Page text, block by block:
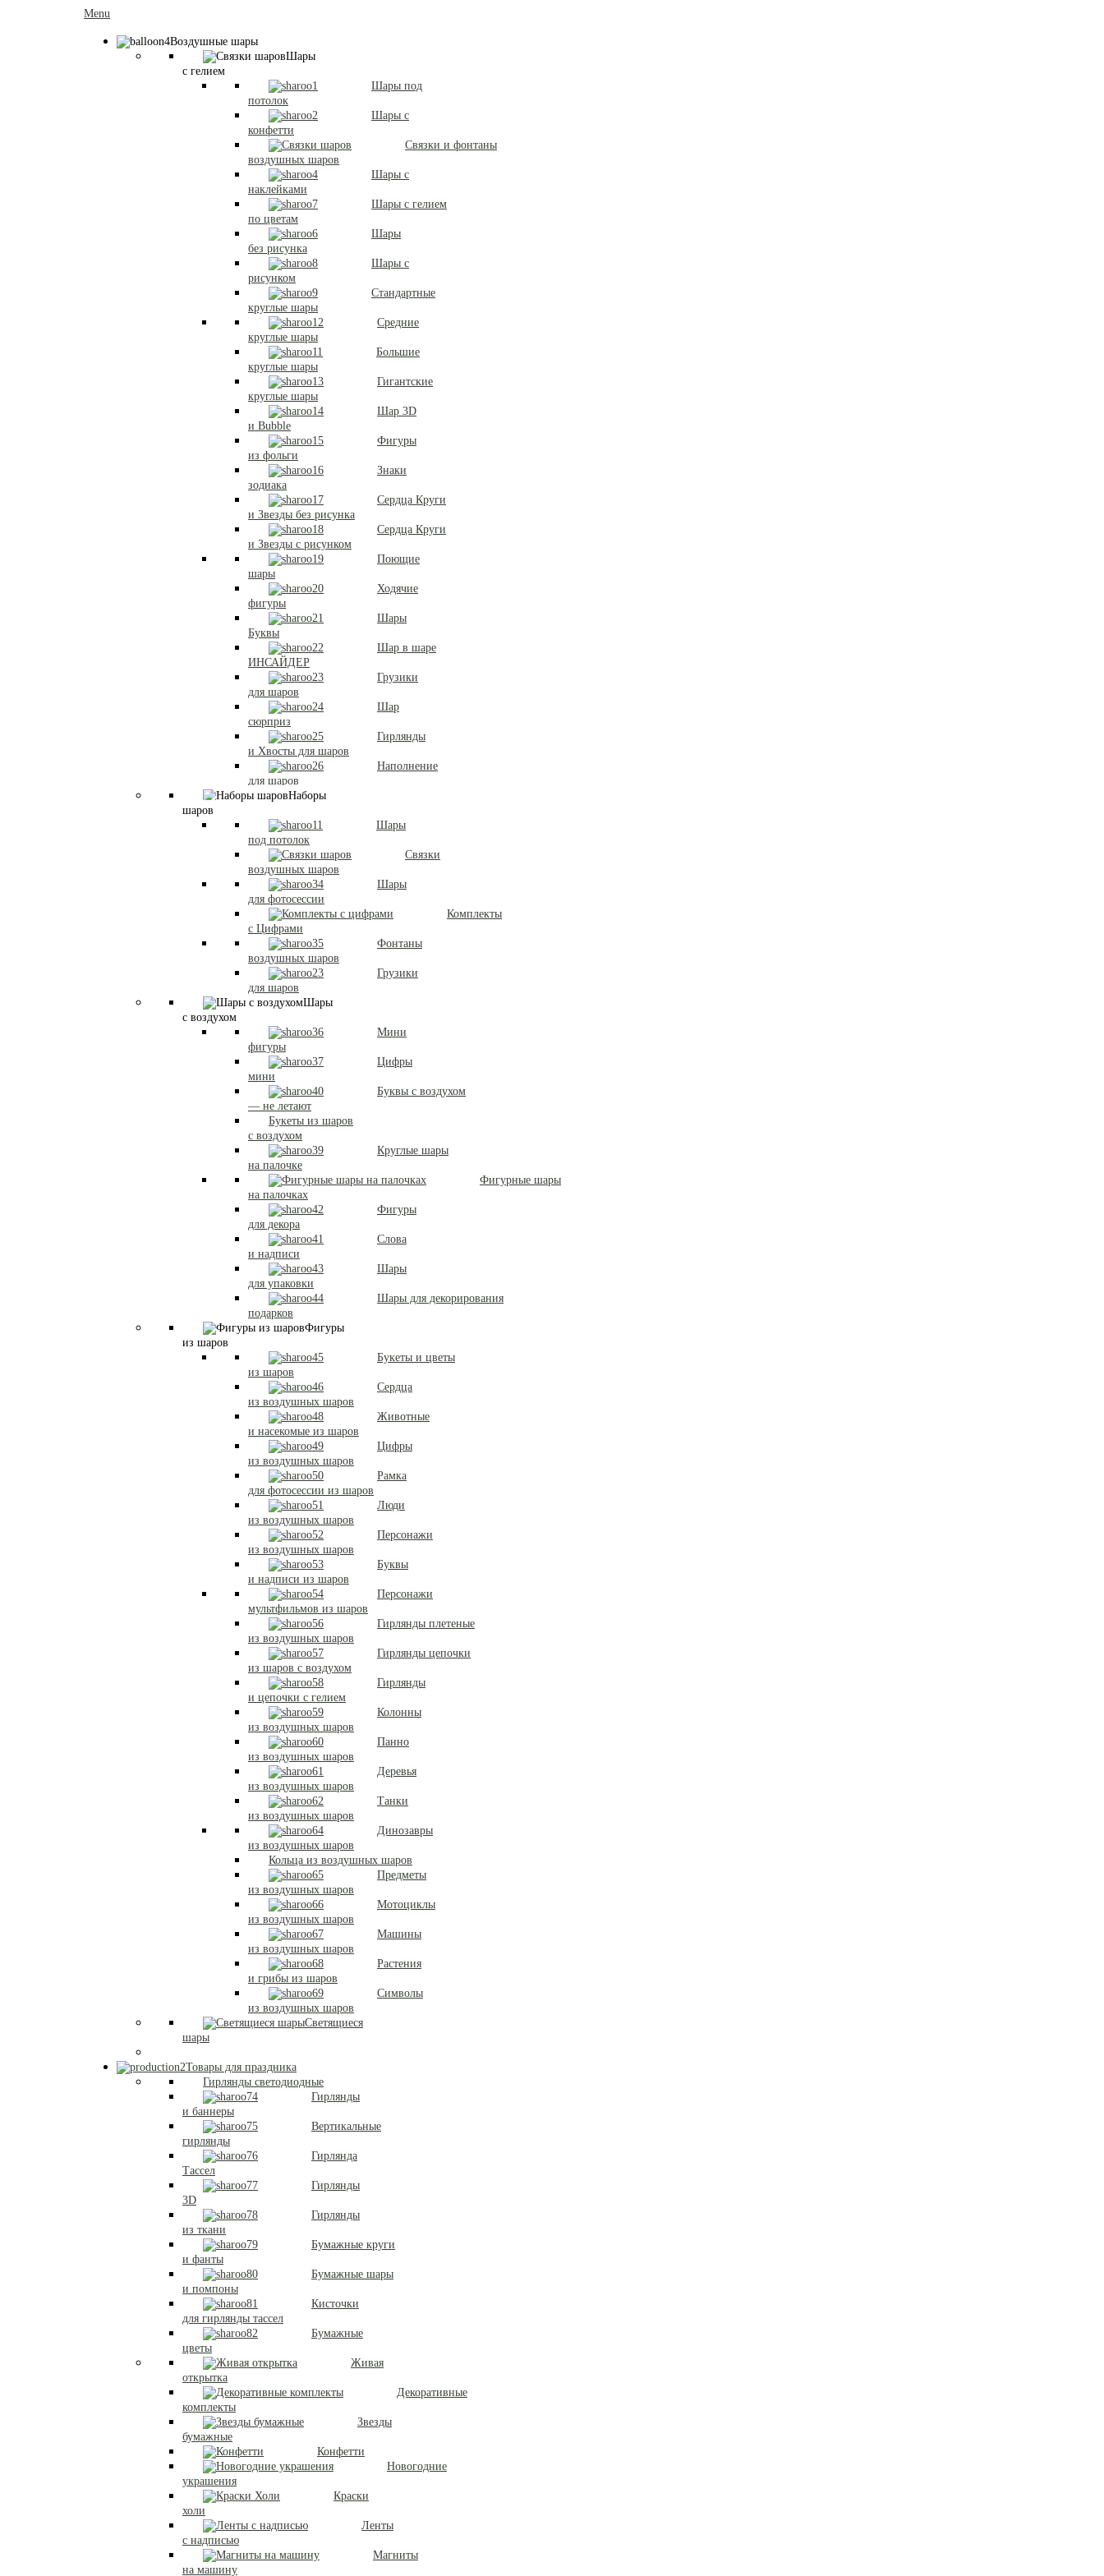
Menu
Воздушные шары
Шары
с гелием
Шары под
потолок
Шары с
конфетти
Связки и фонтаны
воздушных шаров
Шары с
наклейками
Шары с гелием
по цветам
Шары
без рисунка
Шары с
рисунком
Стандартные
круглые шары
Средние
круглые шары
Большие
круглые шары
Гигантские
круглые шары
Шар 3D
и Bubble
Фигуры
из фольги
Знаки
зодиака
Сердца Круги
и Звезды без рисунка
Сердца Круги
и Звезды с рисунком
Поющие
шары
Ходячие
фигуры
Шары
Буквы
Шар в шаре
ИНСАЙДЕР
Грузики
для шаров
Шар
сюрприз
Гирлянды
и Хвосты для шаров
Наполнение
для шаров
Наборы
шаров
Шары
под потолок
Связки
воздушных шаров
Шары
для фотосессии
Комплекты
с Цифрами
Фонтаны
воздушных шаров
Грузики
для шаров
Шары
с воздухом
Мини
фигуры
Цифры
мини
Буквы с воздухом
— не летают
Букеты из шаров
с воздухом
Круглые шары
на палочке
Фигурные шары
на палочках
Фигуры
для декора
Слова
и надписи
Шары
для упаковки
Шары для декорирования
подарков
Фигуры
из шаров
Букеты и цветы
из шаров
Сердца
из воздушных шаров
Животные
и насекомые из шаров
Цифры
из воздушных шаров
Рамка
для фотосессии из шаров
Люди
из воздушных шаров
Персонажи
из воздушных шаров
Буквы
и надписи из шаров
Персонажи
мультфильмов из шаров
Гирлянды плетеные
из воздушных шаров
Гирлянды цепочки
из шаров с воздухом
Гирлянды
и цепочки с гелием
Колонны
из воздушных шаров
Панно
из воздушных шаров
Деревья
из воздушных шаров
Танки
из воздушных шаров
Динозавры
из воздушных шаров
Кольца из воздушных шаров
Предметы
из воздушных шаров
Мотоциклы
из воздушных шаров
Машины
из воздушных шаров
Растения
и грибы из шаров
Символы
из воздушных шаров
Светящиеся
шары
Товары для праздника
Гирлянды светодиодные
Гирлянды
и баннеры
Вертикальные
гирлянды
Гирлянда
Тассел
Гирлянды
3D
Гирлянды
из ткани
Бумажные круги
и фанты
Бумажные шары
и помпоны
Кисточки
для гирлянды тассел
Бумажные
цветы
Живая
открытка
Декоративные
комплекты
Звезды
бумажные
Конфетти
Новогодние
украшения
Краски
холи
Ленты
с надписью
Магниты
на машину